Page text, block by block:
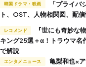
韓国ドラマ・映画
ト、OST、人物相関図、配
レコメンド
キング25選＋α！トラウマ名
で解説
エンタメニュース